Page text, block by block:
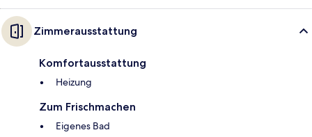
Zimmerausstattung
Komfortausstattung
Heizung
Zum Frischmachen
Eigenes Bad